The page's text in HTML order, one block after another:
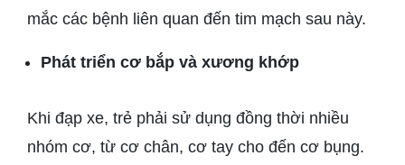
mắc các bệnh liên quan đến tim mạch sau này.
Phát triển cơ bắp và xương khớp
Khi đạp xe, trẻ phải sử dụng đồng thời nhiều
nhóm cơ, từ cơ chân, cơ tay cho đến cơ bụng.